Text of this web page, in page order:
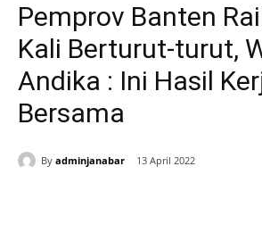
Pemprov Banten
Kali Berturut-turut,
Andika : Ini Hasil
Bersama
By adminjanabar 13 April 2022